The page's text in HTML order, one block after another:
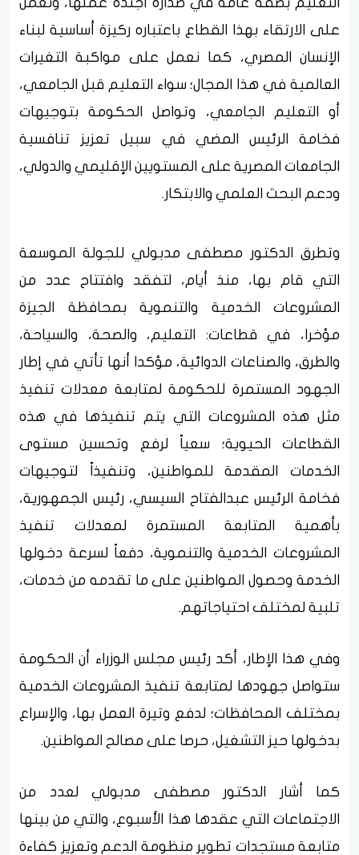
على الارتقاء بهذا القطاع باعتباره ركيزة أساسية لبناء
الإنسان المصري، كما نعمل على مواكبة التغيرات
العالمية في هذا المجال؛ سواء التعليم قبل الجامعي،
أو التعليم الجامعي، وتواصل الحكومة بتوجيهات
فخامة الرئيس المضي في سبيل تعزيز تنافسية
الجامعات المصرية على المستويين الإقليمي والدولي،
ودعم البحث العلمي والابتكار.
وتطرق الدكتور مصطفى مدبولي للجولة الموسعة
التي قام بها، منذ أيام، لتفقد وافتتاح عدد من
المشروعات الخدمية والتنموية بمحافظة الجيزة
مؤخرا، في قطاعات: التعليم، والصحة، والسياحة،
والطرق، والصناعات الدوائية، مؤكدا أنها تأتي في إطار
الجهود المستمرة للحكومة لمتابعة معدلات تنفيذ
مثل هذه المشروعات التي يتم تنفيذها في هذه
القطاعات الحيوية؛ سعياً لرفع وتحسين مستوى
الخدمات المقدمة للمواطنين، وتنفيذاً لتوجيهات
فخامة الرئيس عبدالفتاح السيسي، رئيس الجمهورية،
بأهمية المتابعة المستمرة لمعدلات تنفيذ
المشروعات الخدمية والتنموية، دفعاً لسرعة دخولها
الخدمة وحصول المواطنين على ما تقدمه من خدمات،
تلبية لمختلف احتياجاتهم.
وفي هذا الإطار، أكد رئيس مجلس الوزراء أن الحكومة
ستواصل جهودها لمتابعة تنفيذ المشروعات الخدمية
بمختلف المحافظات؛ لدفع وتيرة العمل بها، والإسراع
بدخولها حيز التشغيل، حرصا على مصالح المواطنين.
كما أشار الدكتور مصطفى مدبولي لعدد من
الاجتماعات التي عقدها هذا الأسبوع، والتي من بينها
متابعة مستجدات تطوير منظومة الدعم وتعزيز كفاءة